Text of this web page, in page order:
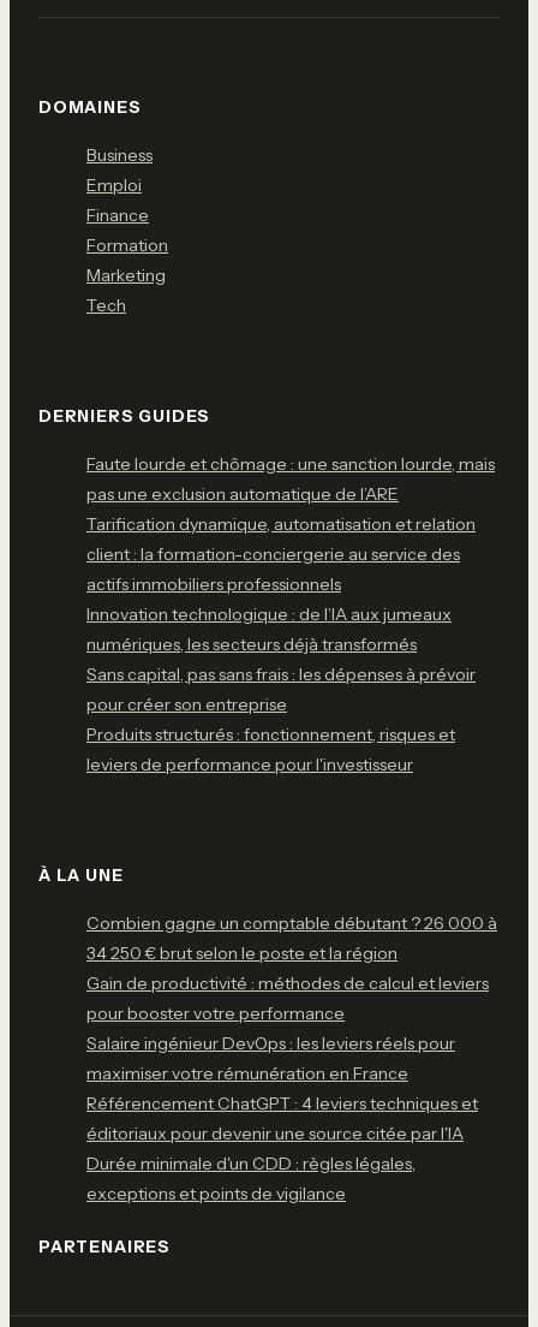
DOMAINES
Business
Emploi
Finance
Formation
Marketing
Tech
DERNIERS GUIDES
Faute lourde et chômage : une sanction lourde, mais
pas une exclusion automatique de l’ARE
Tarification dynamique, automatisation et relation
client : la formation-conciergerie au service des
actifs immobiliers professionnels
Innovation technologique : de l’IA aux jumeaux
numériques, les secteurs déjà transformés
Sans capital, pas sans frais : les dépenses à prévoir
pour créer son entreprise
Produits structurés : fonctionnement, risques et
leviers de performance pour l'investisseur
À LA UNE
Combien gagne un comptable débutant ? 26 000 à
34 250 € brut selon le poste et la région
Gain de productivité : méthodes de calcul et leviers
pour booster votre performance
Salaire ingénieur DevOps : les leviers réels pour
maximiser votre rémunération en France
Référencement ChatGPT : 4 leviers techniques et
éditoriaux pour devenir une source citée par l'IA
Durée minimale d'un CDD : règles légales,
exceptions et points de vigilance
PARTENAIRES